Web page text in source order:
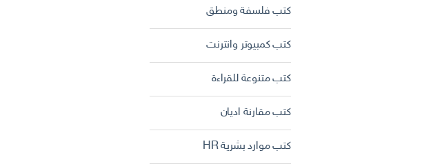
كتب فلسفة ومنطق
كتب كمبيوتر وانترنت
كتب متنوعة للقراءة
كتب مقارنة اديان
كتب موارد بشرية HR